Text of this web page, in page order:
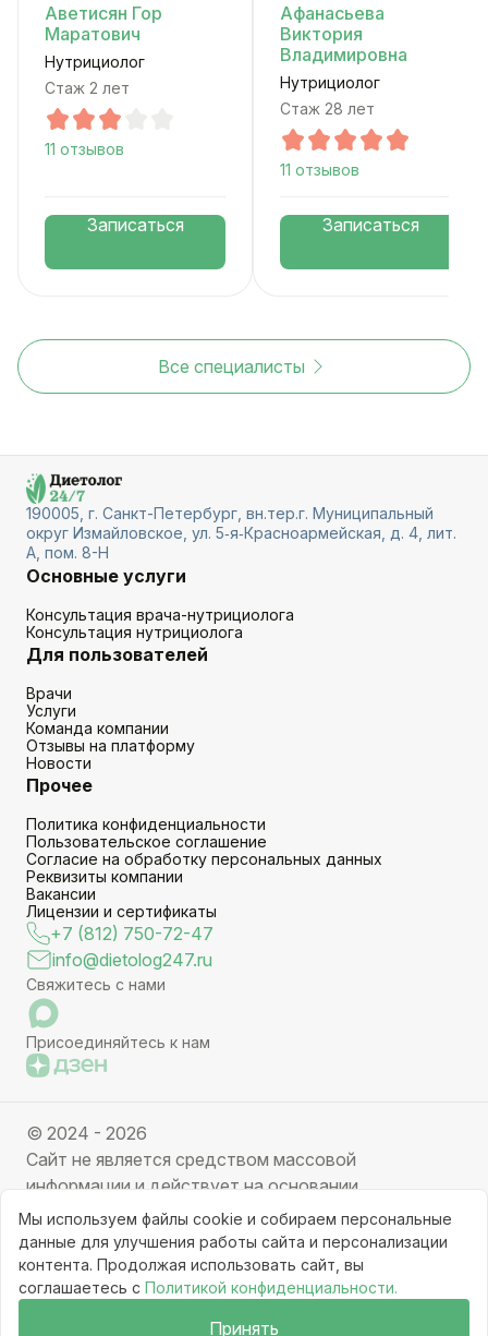
Аветисян Гор
Маратович
Нутрициолог
Стаж 2 лет
11 отзывов
Записаться
Афанасьева
Виктория
Владимировна
Нутрициолог
Стаж 28 лет
11 отзывов
Записаться
Все специалисты
190005, г. Санкт-Петербург, вн.тер.г. Муниципальный
округ Измайловское, ул. 5‑я‑Красноармейская, д. 4, лит.
А, пом. 8-Н
Основные услуги
Консультация врача-нутрициолога
Консультация нутрициолога
Для пользователей
Врачи
Услуги
Команда компании
Отзывы на платформу
Новости
Прочее
Политика конфиденциальности
Пользовательское соглашение
Согласие на обработку персональных данных
Реквизиты компании
Вакансии
Лицензии и сертификаты
+7 (812) 750-72-47
info@dietolog247.ru
Свяжитесь с нами
Присоединяйтесь к нам
© 2024 - 2026
Сайт не является средством массовой
информации и действует на основании
партнерских услуг. Отправляя заявку вы даете
свое согласие на обработку персональных данных.
Частичное или полное копирование информации с
ресурса, клонирование графических элементов
Мы используем файлы cookie и собираем персональные
данные для улучшения работы сайта и персонализации
контента. Продолжая использовать сайт, вы
соглашаетесь с Политикой конфиденциальности.
Принять